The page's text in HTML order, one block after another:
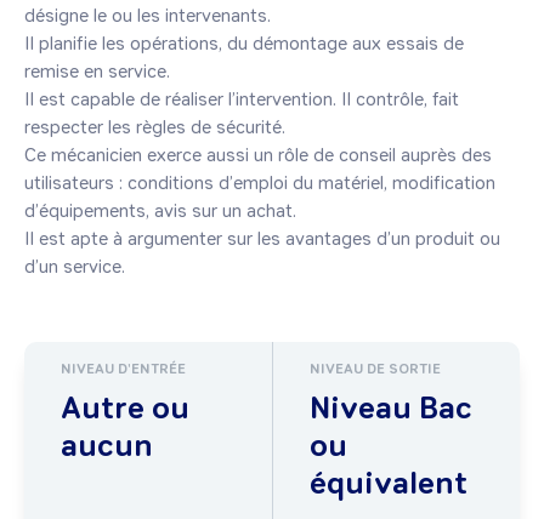
désigne le ou les intervenants.
Il planifie les opérations, du démontage aux essais de
remise en service.
Il est capable de réaliser l’intervention. Il contrôle, fait
respecter les règles de sécurité.
Ce mécanicien exerce aussi un rôle de conseil auprès des
utilisateurs : conditions d’emploi du matériel, modification
d’équipements, avis sur un achat.
Il est apte à argumenter sur les avantages d’un produit ou
d’un service.
NIVEAU D'ENTRÉE
Autre ou
aucun
NIVEAU DE SORTIE
Niveau Bac
ou
équivalent